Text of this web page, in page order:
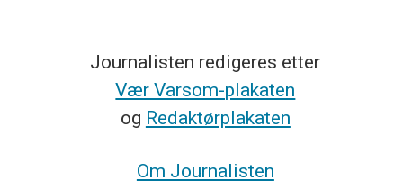
Journalisten redigeres etter
Vær Varsom-plakaten
og Redaktørplakaten
Om Journalisten